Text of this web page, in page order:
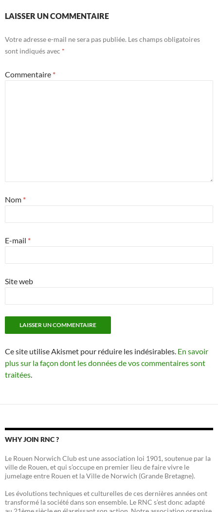
LAISSER UN COMMENTAIRE
Votre adresse e-mail ne sera pas publiée. Les champs obligatoires
sont indiqués avec *
Commentaire *
Nom *
E-mail *
Site web
Ce site utilise Akismet pour réduire les indésirables. En savoir
plus sur la façon dont les données de vos commentaires sont
traitées.
WHY JOIN RNC ?
Le Rouen Norwich Club est une association loi 1901, soutenue par la
ville de Rouen, et qui s’occupe en premier lieu de faire vivre le
jumelage entre Rouen et la Ville de Norwich (Grande Bretagne).
Les évolutions techniques et culturelles de ces dernières années ont
transformé la société dans son ensemble. Le RNC s’est donc adapté